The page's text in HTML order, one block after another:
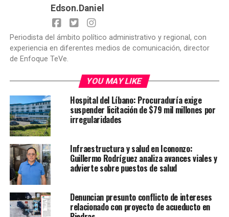
Edson.Daniel
Periodista del ámbito político administrativo y regional, con
experiencia en diferentes medios de comunicación, director
de Enfoque TeVe.
YOU MAY LIKE
Hospital del Líbano: Procuraduría exige
suspender licitación de $79 mil millones por
irregularidades
Infraestructura y salud en Icononzo:
Guillermo Rodríguez analiza avances viales y
advierte sobre puestos de salud
Denuncian presunto conflicto de intereses
relacionado con proyecto de acueducto en